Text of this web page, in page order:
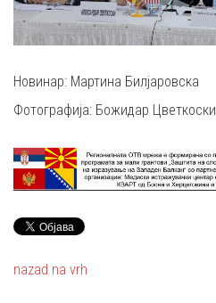
Новинар: Мартина Билјаровска
Фотографија: Божидар Цветкоски
nazad na vrh